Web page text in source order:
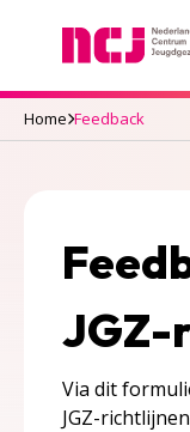
Home Feedback
JGZ-
Via dit
JGZ-